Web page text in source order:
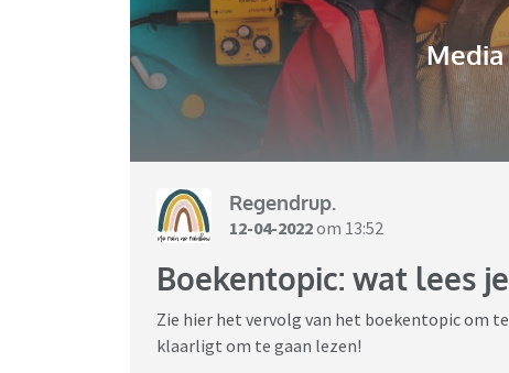
Regendrup.
12-04-2022om 13:52
Boekentopic: wat lees
Zie hier het vervolg van het boekentopic om
klaarligt om te gaan lezen!